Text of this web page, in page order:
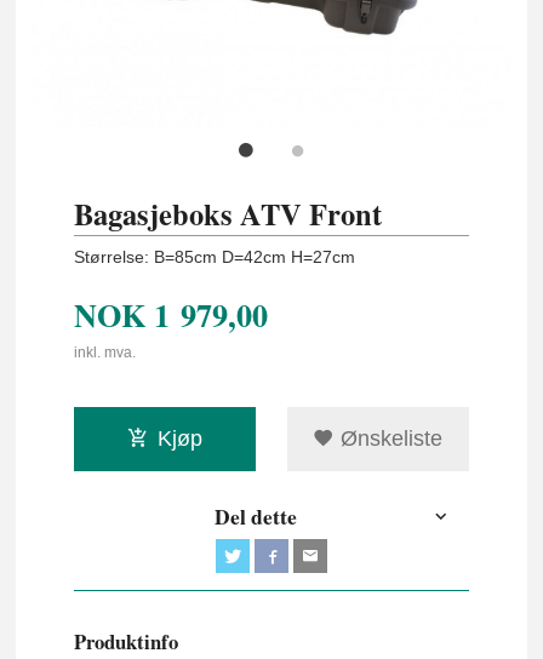
Bagasjeboks ATV Front
Størrelse: B=85cm D=42cm H=27cm
NOK 1 979,00
inkl. mva.
Kjøp Ønskeliste
Del dette
Produktinfo